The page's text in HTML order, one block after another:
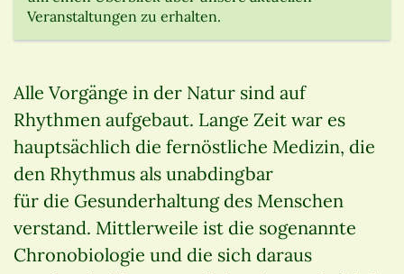
Veranstaltungen zu erhalten.
Alle Vorgänge in der Natur sind auf
Rhythmen aufgebaut. Lange Zeit war es
hauptsächlich die fernöstliche Medizin, die
den Rhythmus als unabdingbar
für die Gesunderhaltung des Menschen
verstand. Mittlerweile ist die sogenannte
Chronobiologie und die sich daraus